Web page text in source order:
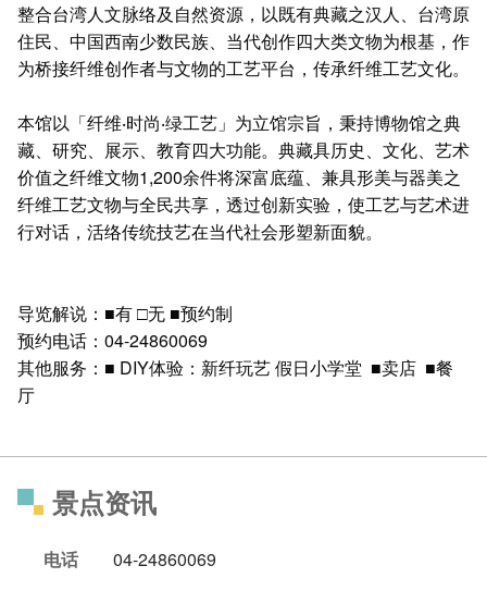
整合台湾人文脉络及自然资源，以既有典藏之汉人、台湾原
住民、中国西南少数民族、当代创作四大类文物为根基，作
为桥接纤维创作者与文物的工艺平台，传承纤维工艺文化。
本馆以「纤维‧时尚‧绿工艺」为立馆宗旨，秉持博物馆之典
藏、研究、展示、教育四大功能。典藏具历史、文化、艺术
价值之纤维文物1,200余件将深富底蕴、兼具形美与器美之
纤维工艺文物与全民共享，透过创新实验，使工艺与艺术进
行对话，活络传统技艺在当代社会形塑新面貌。
导览解说：■有 □无 ■预约制
预约电话：04-24860069
其他服务：■ DIY体验：新纤玩艺 假日小学堂 ■卖店 ■餐
厅
景点资讯
电话
04-24860069